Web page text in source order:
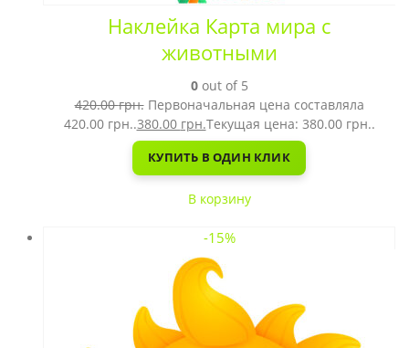
Наклейка Карта мира с
животными
0out of 5
420.00грн. Первоначальная цена составляла
420.00 грн..380.00 грн.Текущая цена: 380.00 грн..
КУПИТЬ В ОДИН КЛИК
В корзину
-15%